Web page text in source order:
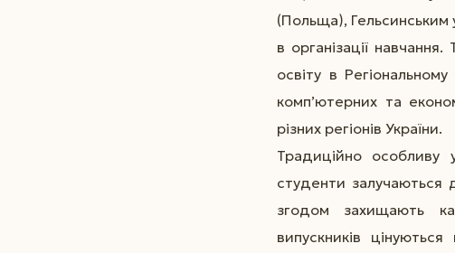
(Польща), Гельсинським
в організації
освіту в
комп’ютерних та
різних регіонів України.
Традиційно особливу
студенти залучаються
згодом захищають
випускників